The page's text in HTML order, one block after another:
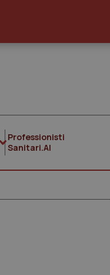
Professionisti
Sanitari.AI